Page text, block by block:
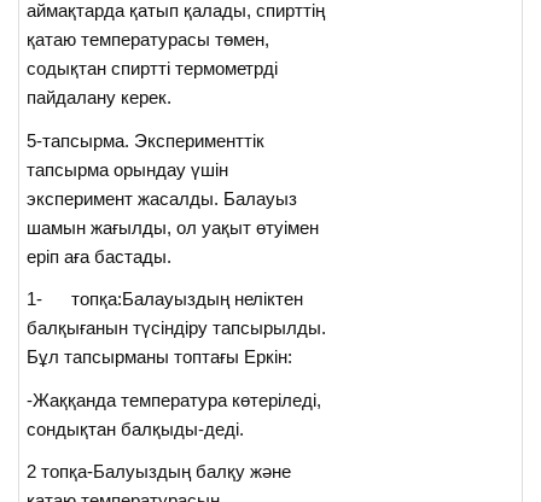
аймақтарда қатып қалады, спирттің
қатаю температурасы төмен,
содықтан спиртті термометрді
пайдалану керек.
5-тапсырма. Эксперименттік
тапсырма орындау үшін
эксперимент жасалды. Балауыз
шамын жағылды, ол уақыт өтуімен
еріп аға бастады.
1- топқа:Балауыздың неліктен
балқығанын түсіндіру тапсырылды.
Бұл тапсырманы топтағы Еркін:
-Жаққанда температура көтеріледі,
сондықтан балқыды-деді.
2 топқа-Балуыздың балқу және